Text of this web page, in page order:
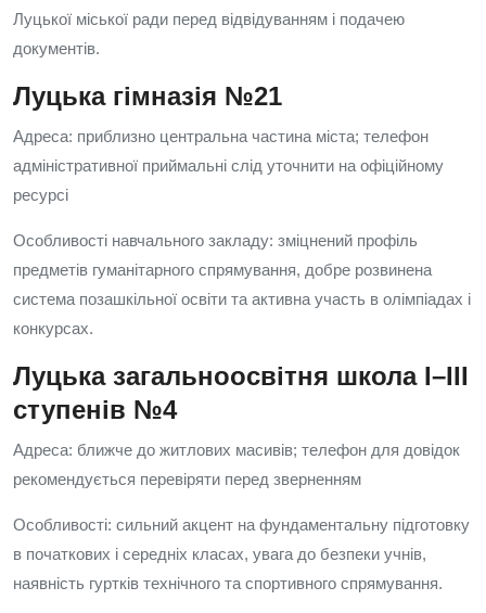
Луцької міської ради перед відвідуванням і подачею
документів.
Луцька гімназія №21
Адреса: приблизно центральна частина міста; телефон
адміністративної приймальні слід уточнити на офіційному
ресурсі
Особливості навчального закладу: зміцнений профіль
предметів гуманітарного спрямування, добре розвинена
система позашкільної освіти та активна участь в олімпіадах і
конкурсах.
Луцька загальноосвітня школа I–III
ступенів №4
Адреса: ближче до житлових масивів; телефон для довідок
рекомендується перевіряти перед зверненням
Особливості: сильний акцент на фундаментальну підготовку
в початкових і середніх класах, увага до безпеки учнів,
наявність гуртків технічного та спортивного спрямування.